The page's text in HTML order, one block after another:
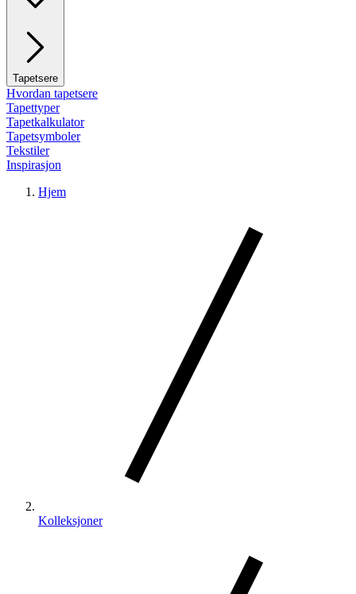
Tapetsere
Hvordan tapetsere
Tapettyper
Tapetkalkulator
Tapetsymboler
Tekstiler
Inspirasjon
Hjem
Kolleksjoner